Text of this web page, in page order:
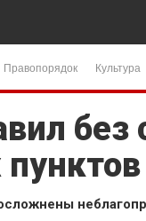
Правопорядок Культура
без